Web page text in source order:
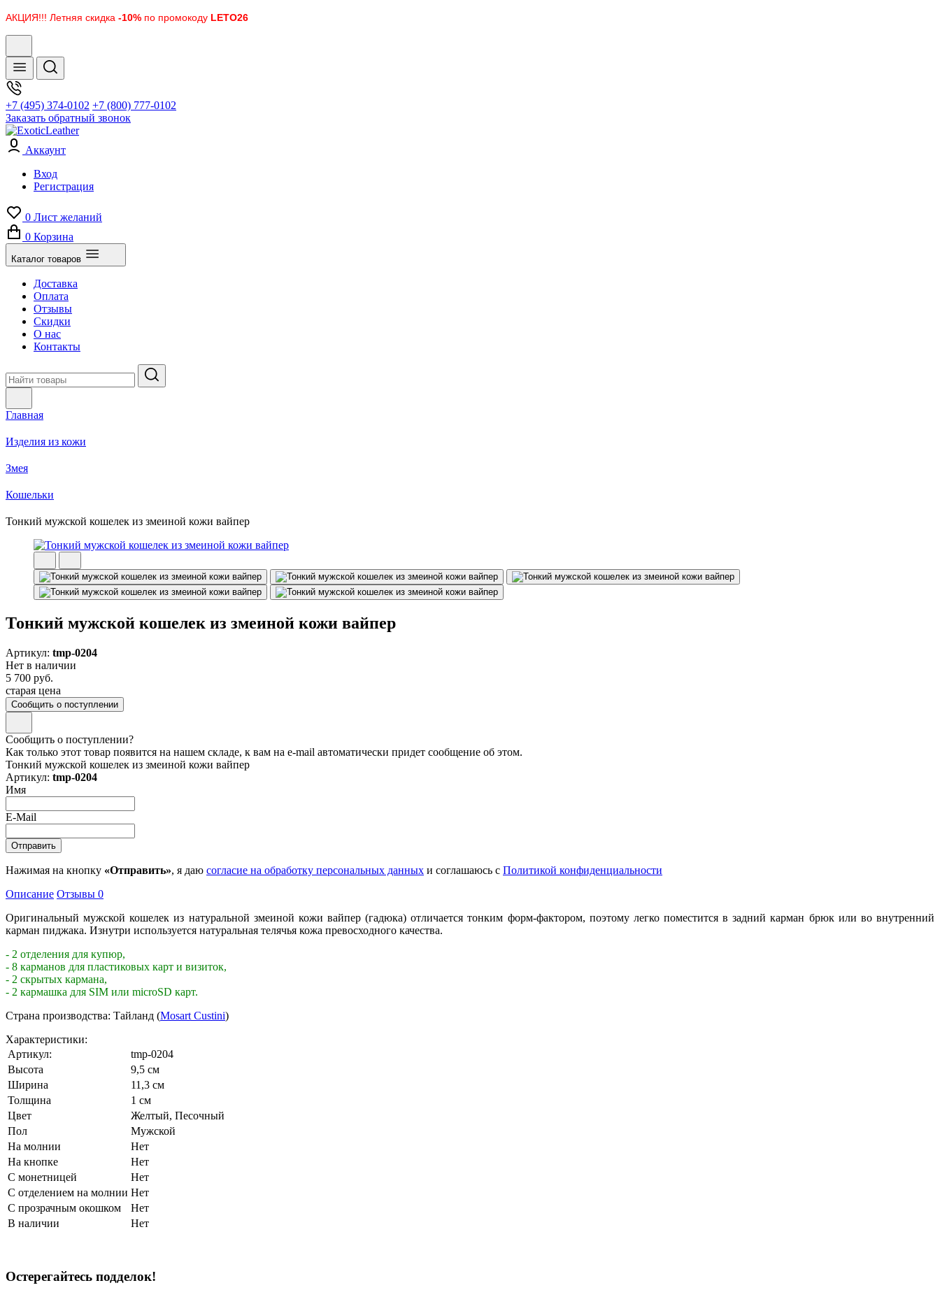
АКЦИЯ!!! Летняя скидка -10% по промокоду LETO26
+7 (495) 374-0102 +7 (800) 777-0102
Заказать обратный звонок
Аккаунт
Вход
Регистрация
0 Лист желаний
0 Корзина
Каталог товаров
Доставка
Оплата
Отзывы
Скидки
О нас
Контакты
Главная
Изделия из кожи
Змея
Кошельки
Тонкий мужской кошелек из змеиной кожи вайпер
Тонкий мужской кошелек из змеиной кожи вайпер
Артикул: tmp-0204
Нет в наличии
5 700 руб.
старая цена
Сообщить о поступлении
Сообщить о поступлении?
Как только этот товар появится на нашем складе, к вам на e-mail автоматически придет сообщение об этом.
Тонкий мужской кошелек из змеиной кожи вайпер
Артикул: tmp-0204
Имя
E-Mail
Нажимая на кнопку «Отправить», я даю согласие на обработку персональных данных и соглашаюсь с Политикой конфиденциальности
Описание Отзывы 0
Оригинальный мужской кошелек из натуральной змеиной кожи вайпер (гадюка) отличается тонким форм-фактором, поэтому легко поместится в задний карман брюк или во внутренний
карман пиджака. Изнутри используется натуральная телячья кожа превосходного качества.
- 2 отделения для купюр,
- 8 карманов для пластиковых карт и визиток,
- 2 скрытых кармана,
- 2 кармашка для SIM или microSD карт.
Страна производства: Тайланд (Mosart Custini)
Характеристики:
Артикул:
tmp-0204
Высота
9,5 см
Ширина
11,3 см
Толщина
1 см
Цвет
Желтый, Песочный
Пол
Мужской
На молнии
Нет
На кнопке
Нет
С монетницей
Нет
С отделением на молнии Нет
С прозрачным окошком
Нет
В наличии
Нет
Остерегайтесь подделок!